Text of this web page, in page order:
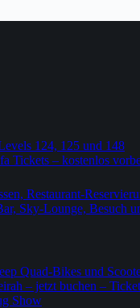
124, 125 und 148
Tickets – kostenlos
Restaurant-
Sky-Lounge, Besuch
Quad-Bikes und
– jetzt buchen –
Show